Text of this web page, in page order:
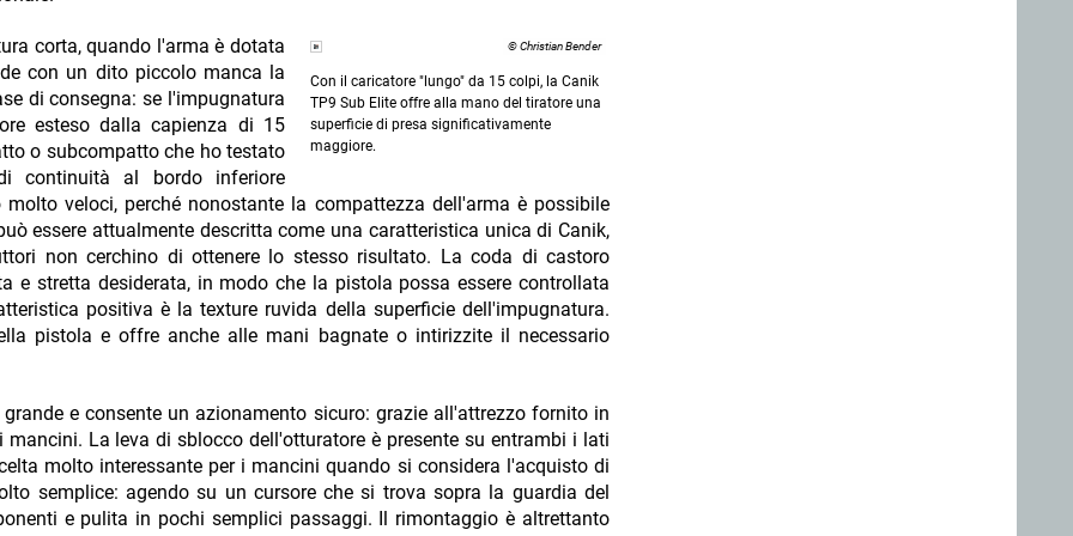
© Christian Bender
Con il caricatore "lungo" da 15 colpi, la Canik
TP9 Sub Elite offre alla mano del tiratore una
superficie di presa significativamente
maggiore.
corta, quando l'arma è dotata
con un dito piccolo manca la
di consegna: se l'impugnatura
esteso dalla capienza di 15
o subcompatto che ho testato
continuità al bordo inferiore
veloci, perché nonostante la compattezza dell'arma è possibile
essere attualmente descritta come una caratteristica unica di Canik,
non cerchino di ottenere lo stesso risultato. La coda di castoro
e stretta desiderata, in modo che la pistola possa essere controllata
positiva è la texture ruvida della superficie dell'impugnatura.
pistola e offre anche alle mani bagnate o intirizzite il necessario
e consente un azionamento sicuro: grazie all'attrezzo fornito in
La leva di sblocco dell'otturatore è presente su entrambi i lati
molto interessante per i mancini quando si considera l'acquisto di
semplice: agendo su un cursore che si trova sopra la guardia del
e pulita in pochi semplici passaggi. Il rimontaggio è altrettanto